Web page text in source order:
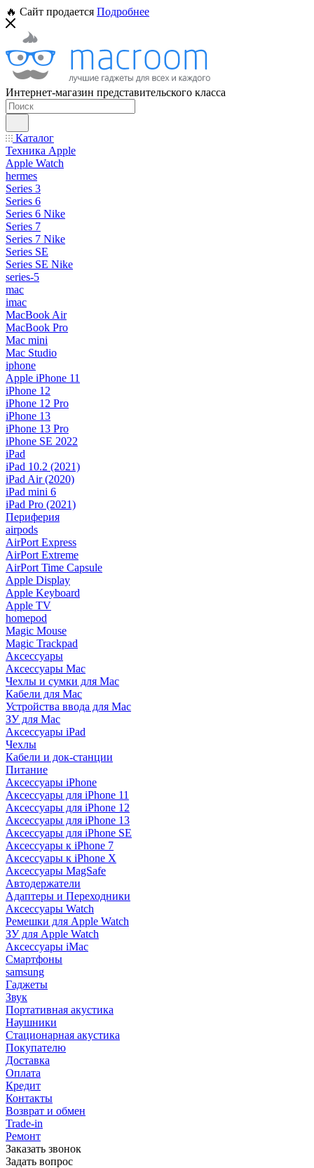
🔥 Сайт продается Подробнее
Интернет-магазин представительского класса
Каталог
Техника Apple
Apple Watch
hermes
Series 3
Series 6
Series 6 Nike
Series 7
Series 7 Nike
Series SE
Series SE Nike
series-5
mac
imac
MacBook Air
MacBook Pro
Mac mini
Mac Studio
iphone
Apple iPhone 11
iPhone 12
iPhone 12 Pro
iPhone 13
iPhone 13 Pro
iPhone SE 2022
iPad
iPad 10.2 (2021)
iPad Air (2020)
iPad mini 6
iPad Pro (2021)
Периферия
airpods
AirPort Express
AirPort Extreme
AirPort Time Capsule
Apple Display
Apple Keyboard
Apple TV
homepod
Magic Mouse
Magic Trackpad
Аксессуары
Аксессуары Mac
Чехлы и сумки для Mac
Кабели для Mac
Устройства ввода для Mac
ЗУ для Mac
Аксессуары iPad
Чехлы
Кабели и док-станции
Питание
Аксессуары iPhone
Аксессуары для iPhone 11
Аксессуары для iPhone 12
Аксессуары для iPhone 13
Аксессуары для iPhone SE
Аксессуары к iPhone 7
Аксессуары к iPhone X
Аксессуары MagSafe
Автодержатели
Адаптеры и Переходники
Аксессуары Watch
Ремешки для Apple Watch
ЗУ для Apple Watch
Аксессуары iMac
Смартфоны
samsung
Гаджеты
Звук
Портативная акустика
Наушники
Стационарная акустика
Покупателю
Доставка
Оплата
Кредит
Контакты
Возврат и обмен
Trade-in
Ремонт
Заказать звонок
Задать вопрос